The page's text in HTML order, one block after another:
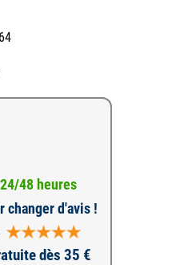
48 heures
changer d'avis !
dès 35 €